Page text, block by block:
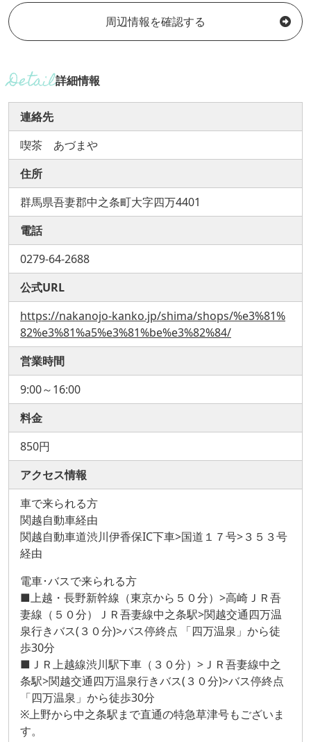
周辺情報を確認する
詳細情報
連絡先
喫茶 あづまや
住所
群馬県吾妻郡中之条町大字四万4401
電話
0279-64-2688
公式URL
https://nakanojo-kanko.jp/shima/shops/%e3%81%
82%e3%81%a5%e3%81%be%e3%82%84/
営業時間
9:00～16:00
料金
850円
アクセス情報
車で来られる方
関越自動車経由
関越自動車道渋川伊香保IC下車>国道１７号>３５３号
経由
電車･バスで来られる方
■上越・長野新幹線（東京から５０分）>高崎ＪＲ吾
妻線（５０分）ＪＲ吾妻線中之条駅>関越交通四万温
泉行きバス(３０分)>バス停終点 「四万温泉」から徒
歩30分
■ＪＲ上越線渋川駅下車（３０分）>ＪＲ吾妻線中之
条駅>関越交通四万温泉行きバス(３０分)>バス停終点
「四万温泉」から徒歩30分
※上野から中之条駅まで直通の特急草津号もございま
す。